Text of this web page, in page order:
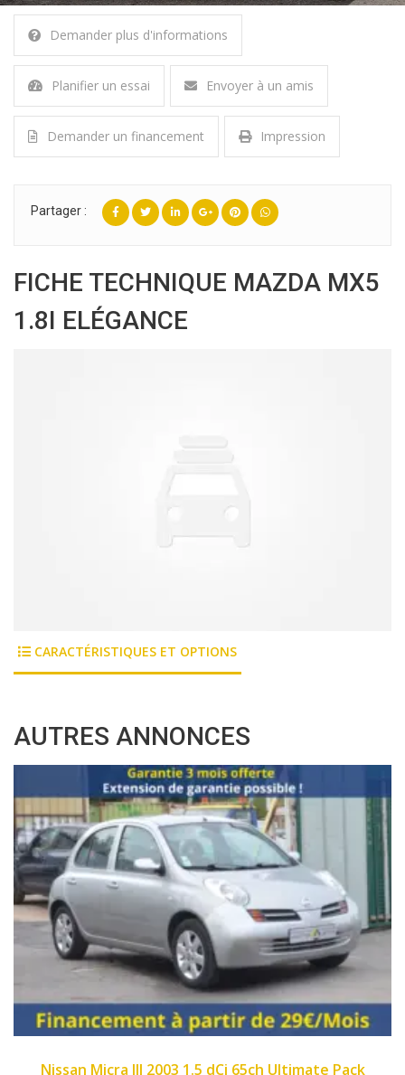
Demander plus d'informations
Planifier un essai Envoyer à un amis
Demander un financement Impression
Partager :
FICHE TECHNIQUE MAZDA MX5
1.8I ELÉGANCE
CARACTÉRISTIQUES ET OPTIONS
AUTRES ANNONCES
Pack Fiat Panda II 2007 1.1 8v 54ch